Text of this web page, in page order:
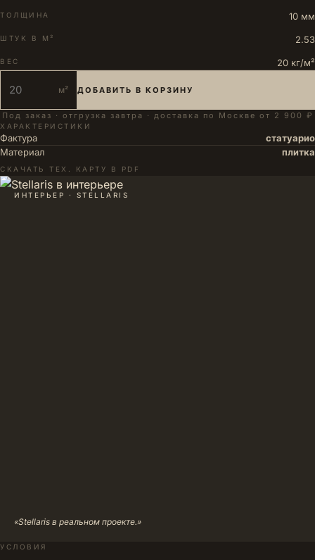
ТОЛЩИНА 10 мм
ШТУК В М² 2.53
ВЕС 20 кг/м²
м² ДОБАВИТЬ В КОРЗИНУ
Под заказ · отгрузка завтра · доставка по Москве от 2 900 ₽
ХАРАКТЕРИСТИКИ
Фактура
статуарио
Материал
плитка
СКАЧАТЬ ТЕХ. КАРТУ В PDF
ИНТЕРЬЕР · STELLARIS
«Stellaris в реальном проекте.»
УСЛОВИЯ